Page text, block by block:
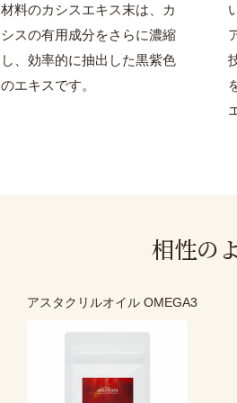
材料のカシスエキス末は、カ
シスの有用成分をさらに濃縮
し、効率的に抽出した黒紫色
のエキスです。
相性の
アスタクリルオイル OMEGA3